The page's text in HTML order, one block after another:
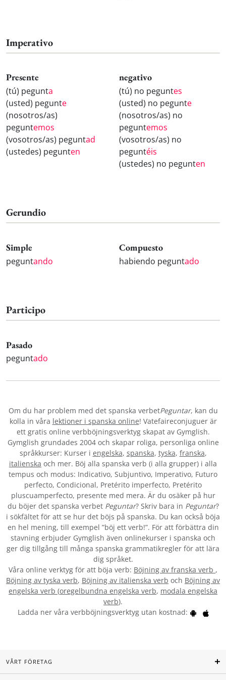
Imperativo
Presente
(tú) pegunta
(usted) pegunte
(nosotros/as)
peguntemos
(vosotros/as) peguntad
(ustedes) pegunten
negativo
(tú) no peguntes
(usted) no pegunte
(nosotros/as) no
peguntemos
(vosotros/as) no
peguntéis
(ustedes) no pegunten
Gerundio
Simple
peguntando
Compuesto
habiendo peguntado
Participo
Pasado
peguntado
Om du har problem med det spanska verbetPeguntar, kan du
kolla in våra lektioner i spanska online! Vatefaireconjuguer är
ett gratis online verbböjningsverktyg skapat av Gymglish.
Gymglish grundades 2004 och skapar roliga, personliga online
språkkurser: Kurser i engelska, spanska, tyska, franska,
italienska och mer. Böj alla spanska verb (i alla grupper) i alla
tempus och modus: Indicativo, Subjuntivo, Imperativo, Futuro
perfecto, Condicional, Pretérito imperfecto, Pretérito
pluscuamperfecto, presente med mera. Är du osäker på hur
du böjer det spanska verbet Peguntar? Skriv bara in Peguntar?
i sökfältet för att se hur det böjs på spanska. Du kan också böja
en hel mening, till exempel ”böj ett verb!”. För att förbättra din
stavning erbjuder Gymglish även onlinekurser i spanska och
ger dig tillgång till många spanska grammatikregler för att lära
dig språket.
Våra online verktyg för att böja verb: Böjning av franska verb ,
Böjning av tyska verb, Böjning av italienska verb och Böjning av
engelska verb (oregelbundna engelska verb, modala engelska
verb).
Ladda ner våra verbböjningsverktyg utan kostnad:
VÅRT FÖRETAG